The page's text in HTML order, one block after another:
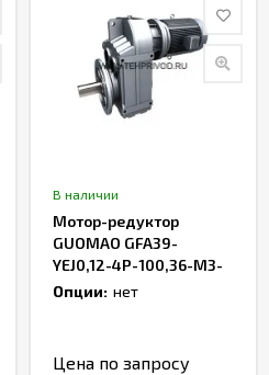
В наличии
Мотор-редуктор
GUOMAO GFA39-
YEJ0,12-4P-100,36-M3-
180-2- IEC
Опции: нет
Цена по запросу